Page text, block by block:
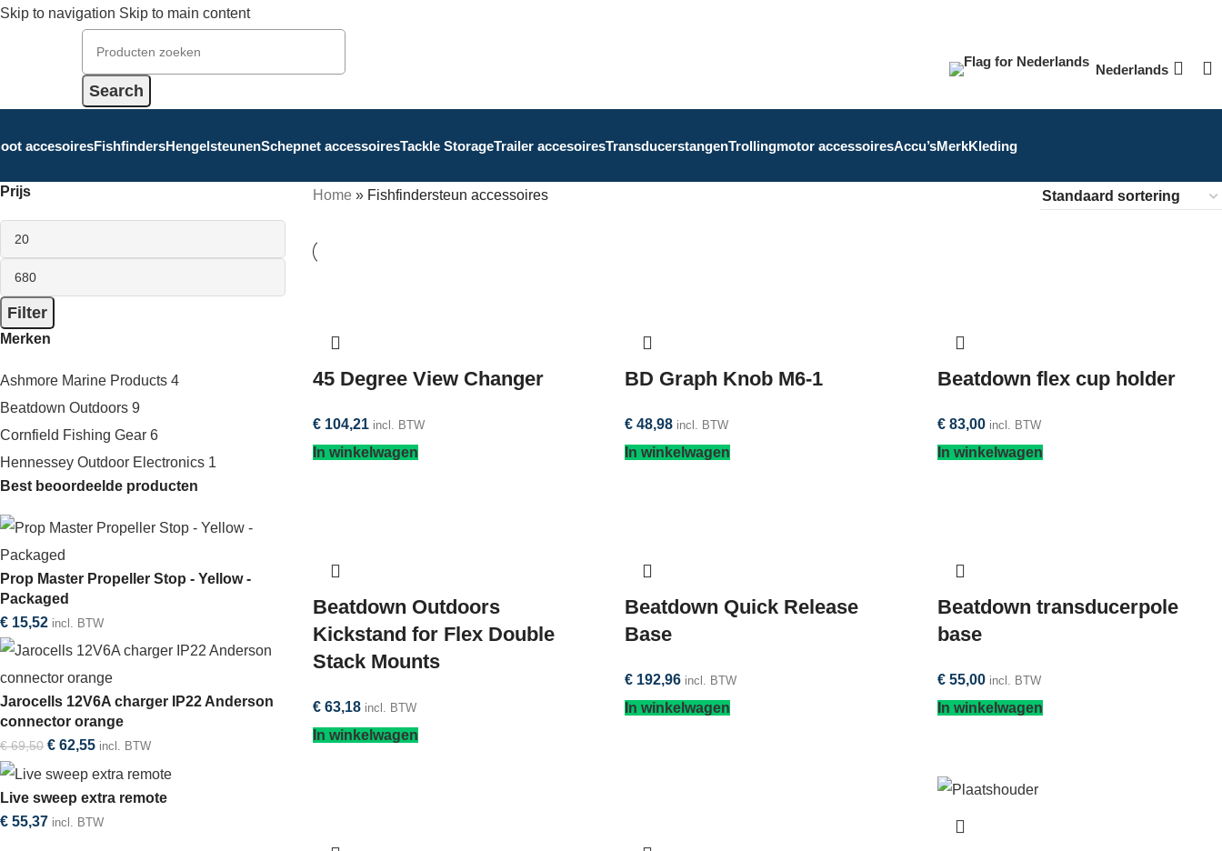
Skip to navigation Skip to main content
Search
Nederlands
accesoiresFishfindersHengelsteunenSchepnet accessoiresTackle StorageTrailer accesoiresTransducerstangenTrollingmotor accessoiresAccu’sMerkKleding
Prijs
Filter
Merken
Ashmore Marine Products 4
Beatdown Outdoors 9
Cornfield Fishing Gear 6
Hennessey Outdoor Electronics 1
Best beoordeelde producten
Prop Master Propeller Stop - Yellow -
Packaged
€ 15,52 incl. BTW
Jarocells 12V6A charger IP22 Anderson
connector orange
€69,50 € 62,55 incl. BTW
Live sweep extra remote
€ 55,37 incl. BTW
Home » Fishfindersteun accessoires
45 Degree View Changer
€104,21 incl. BTW
In winkelwagen
BD Graph Knob M6-1
€ 48,98 incl. BTW
In winkelwagen
Beatdown flex cup holder
€83,00 incl. BTW
In winkelwagen
Beatdown Outdoors
Kickstand for Flex Double
Stack Mounts
€63,18 incl. BTW
In winkelwagen
Beatdown Quick Release
Base
€ 192,96 incl. BTW
In winkelwagen
Beatdown transducerpole
base
€55,00 incl. BTW
In winkelwagen